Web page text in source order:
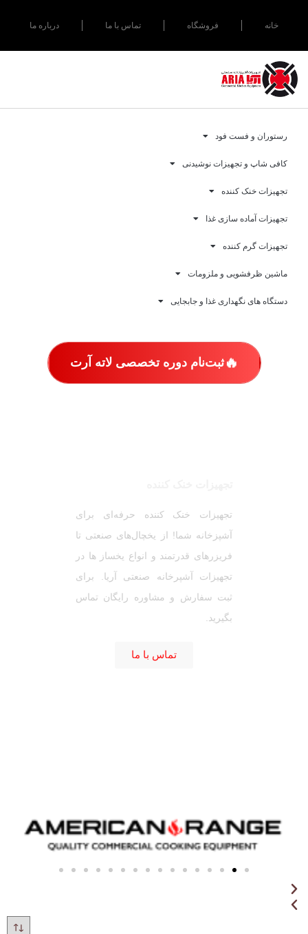
خانه فروشگاه تماس با ما درباره ما
رستوران و فست فود
کافی شاپ و تجهیزات نوشیدنی
تجهیزات خنک کننده
تجهیزات آماده سازی غذا
تجهیزات گرم کننده
ماشین ظرفشویی و ملزومات
دستگاه های نگهداری غذا و جابجایی
🔥ثبت‌نام دوره تخصصی لاته آرت
تجهیزات خنک کننده حرفه‌ای برای
آشپزخانه شما! از یخچال‌های صنعتی تا
فریزرهای قدرتمند و انواع یخساز ها در
تجهیزات آشپرخانه صنعتی آریا. برای
ثبت سفارش و مشاوره رایگان تماس
بگیرید.
تماس با ما